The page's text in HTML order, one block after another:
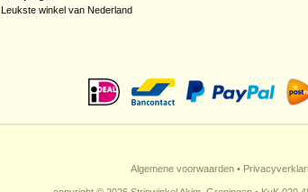
Leukste winkel van Nederland
Algemene voorwaarden •